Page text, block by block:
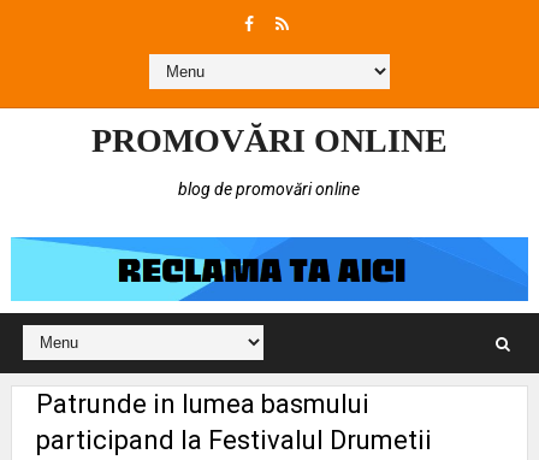
PROMOVĂRI ONLINE
blog de promovări online
Patrunde in lumea basmului
participand la Festivalul Drumetii